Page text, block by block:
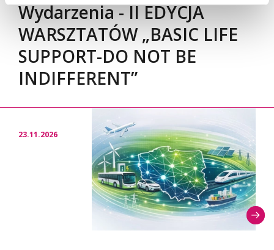
Wydarzenia - II EDYCJA
WARSZTATÓW „BASIC LIFE
SUPPORT-DO NOT BE
INDIFFERENT”
23.11.2026